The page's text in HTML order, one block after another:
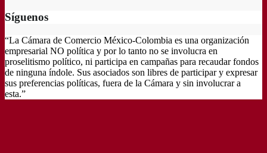
Síguenos
“La Cámara de Comercio México-Colombia es una organización
empresarial NO política y por lo tanto no se involucra en
proselitismo político, ni participa en campañas para recaudar fondos
de ninguna índole. Sus asociados son libres de participar y expresar
sus preferencias políticas, fuera de la Cámara y sin involucrar a
esta.”